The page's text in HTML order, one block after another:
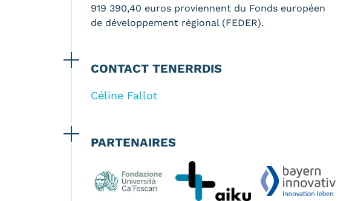
919 390,40 euros proviennent du Fonds européen
de développement régional (FEDER).
CONTACT TENERRDIS
Céline Fallot
PARTENAIRES